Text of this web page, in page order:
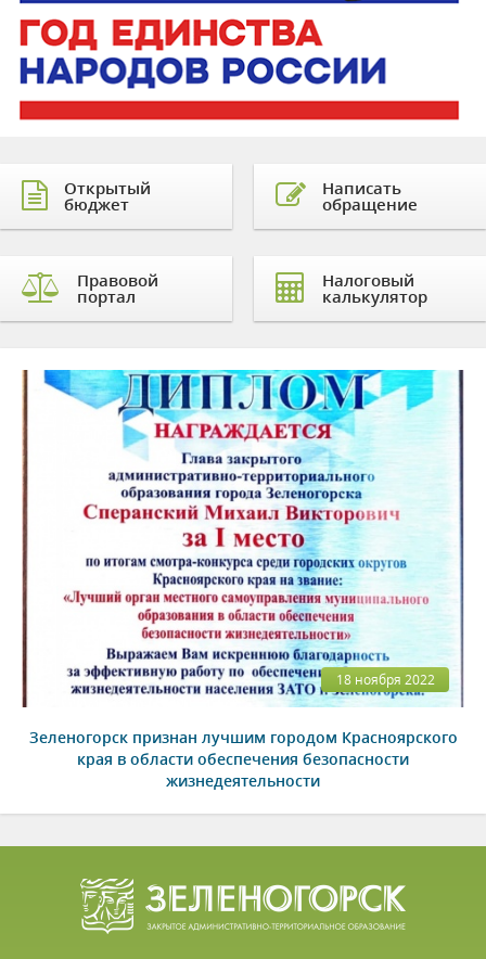
Открытый
бюджет
Правовой
портал
Написать
обращение
Налоговый
калькулятор
18 ноября 2022
Зеленогорск признан лучшим городом Красноярского
края в области обеспечения безопасности
жизнедеятельности